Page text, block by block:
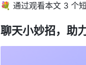
💐 通过观看本文 3 个
聊天小妙招，助